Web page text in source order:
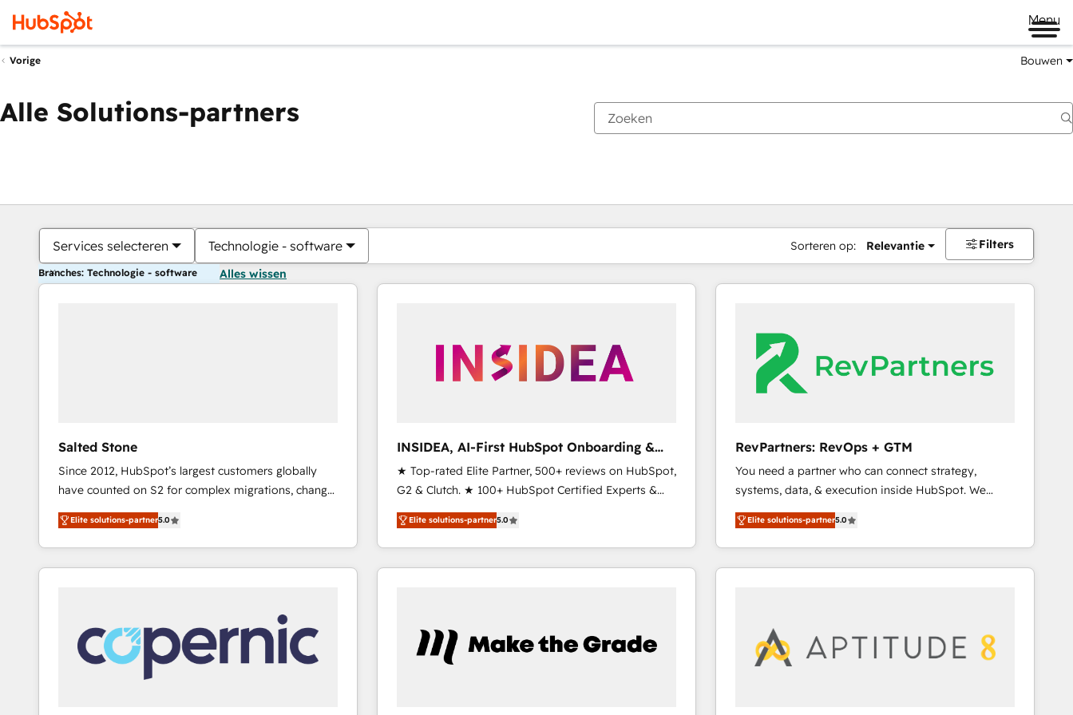
Menu
Vorige Bouwen
Alle Solutions-partners
Services selecteren Technologie - software Sorteren op: Relevantie Filters
Branches: Technologie - software Alles wissen
Salted Stone
Since 2012, HubSpot’s largest customers globally
have counted on S2 for complex migrations, change
management, systems integration, and creative
solutions that deliver measurable impact and
transform brand experiences As one of the few full-
service creative agencies in the HubSpot
regionalized HubSpot websites, integrated
marketing campaigns, & RevOps frameworks that
fuel long-term success We connect the entire
customer lifecycle through seamless integrations,
Elite solutions-partner5.0
INSIDEA, AI-First HubSpot Onboarding &
RevOps
★ Top-rated Elite Partner, 500+ reviews on HubSpot,
G2 & Clutch. ★ 100+ HubSpot Certified Experts &
Trainers across the team ★ 1,500+ implementations
across five continents ★ AI-First, RevOps-led,
Onboarding obsessed ★ Company of the Year
2024/25 INSIDEA helps growing companies turn
your time zone. What we do ➤ Onboarding: Live in
weeks, with workflows built around your business,
Elite solutions-partner5.0
RevPartners: RevOps + GTM
You need a partner who can connect strategy,
systems, data, & execution inside HubSpot. We
bridge the gap where most agencies fall short by
combining GTM strategy with technical execution to
solve the right problem with the right solution. As the
only firm in the world to hold Elite Partner
market execution. Why B2B Businesses Choose RP: -
Secure: Soc2 compliant 🛡️ - Pricing: Implementations
Elite solutions-partner5.0
Je bent momenteel opPagina
PaginaPaginaPaginaPaginaPaginaPaginaPaginaPaginaPaginaPagina